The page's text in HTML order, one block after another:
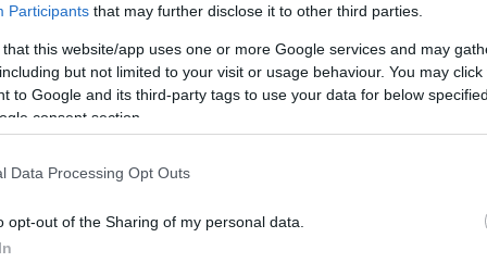
Participants that may further disclose it to other third parties.
that this website/app uses one or more Google services and may
but not limited to your visit or usage behaviour. You may
to Google and its third-party tags to use your data for below
consent section.
Data Processing Opt Outs
opt-out of the Sharing of my personal data.